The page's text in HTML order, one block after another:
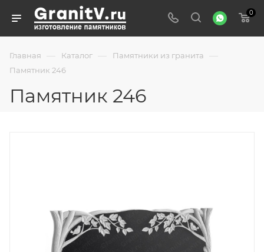
0
Главная — Каталог — Памятники из гранита —
Памятник 246
Памятник 246